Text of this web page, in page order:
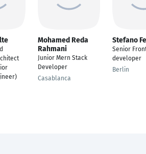
Mohamed Reda
Rahmani
Junior Mern Stack
Developer
Casablanca
Stefano
Senior
developer
Berlin